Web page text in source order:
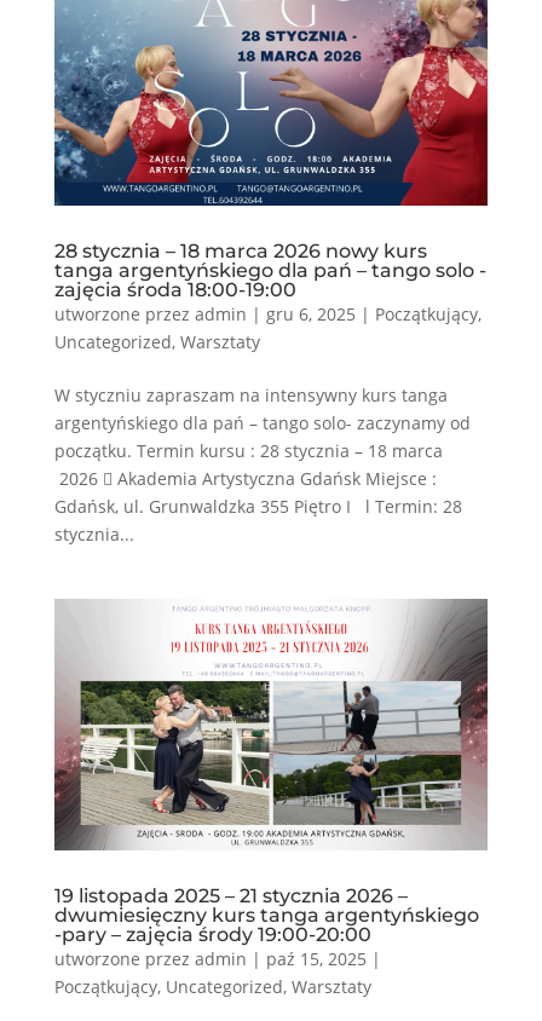
28 stycznia – 18 marca 2026 nowy kurs
tanga argentyńskiego dla pań – tango solo -
zajęcia środa 18:00-19:00
utworzone przez admin | gru 6, 2025 | Początkujący,
Uncategorized, Warsztaty
W styczniu zapraszam na intensywny kurs tanga
argentyńskiego dla pań – tango solo- zaczynamy od
początku. Termin kursu : 28 stycznia – 18 marca
2026  Akademia Artystyczna Gdańsk Miejsce :
Gdańsk, ul. Grunwaldzka 355 Piętro I l Termin: 28
stycznia...
19 listopada 2025 – 21 stycznia 2026 –
dwumiesięczny kurs tanga argentyńskiego
-pary – zajęcia środy 19:00-20:00
utworzone przez admin | paź 15, 2025 |
Początkujący, Uncategorized, Warsztaty